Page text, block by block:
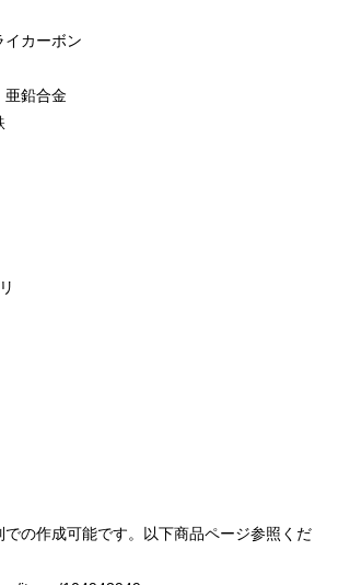
イカーボン
亜鉛合金
での作成可能です。以下商品ページ参照くだ